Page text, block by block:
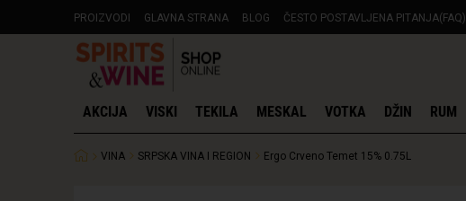
PROIZVODI GLAVNA STRANA BLOG ČESTO POSTAVLJENA PITANJA(FAQ)
AKCIJA VISKI TEKILA MESKAL VOTKA DŽIN RUM
VINA SRPSKA VINA I REGION Ergo Crveno Temet 15% 0.75L